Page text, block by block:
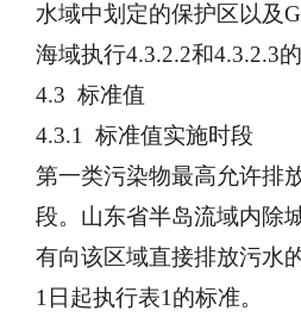
水域中划定的保护区以及
海域执行4.3.2.2和4.3.2.3的
4.3 标准值
4.3.1 标准值实施时段
第一类污染物最高允许排
段。山东省半岛流域内除
有向该区域直接排放污水
1日起执行表1的标准。